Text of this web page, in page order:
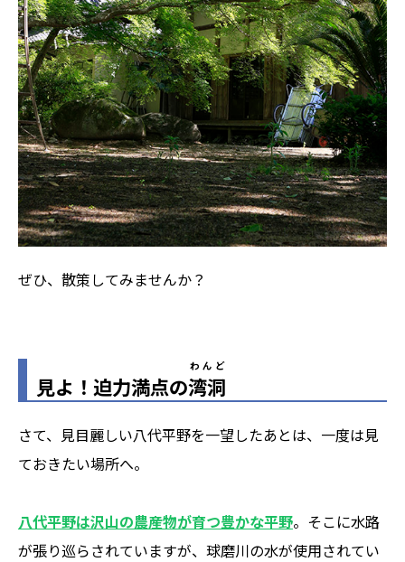
ぜひ、散策してみませんか？
見よ！迫力満点の湾洞
わんど
さて、見目麗しい八代平野を一望したあとは、一度は見
ておきたい場所へ。
八代平野は沢山の農産物が育つ豊かな平野。そこに水路
が張り巡らされていますが、球磨川の水が使用されてい